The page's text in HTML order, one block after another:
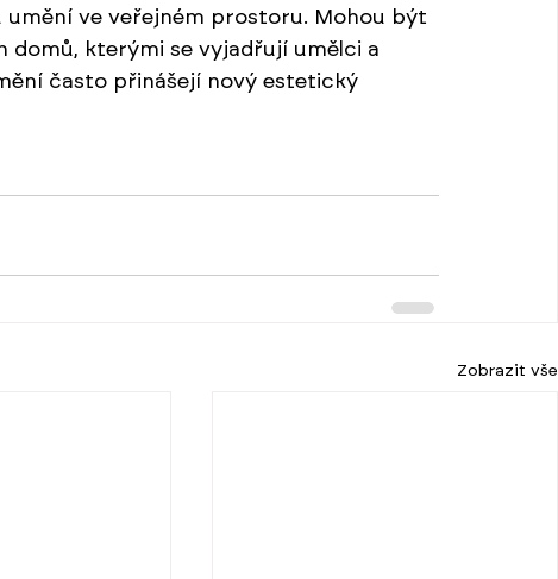
ve veřejném prostoru. Mohou být
domů, kterými se vyjadřují umělci a
často přinášejí nový estetický
Zobrazit vše